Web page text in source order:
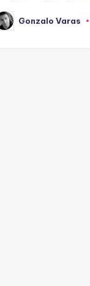
Gonzalo Varas